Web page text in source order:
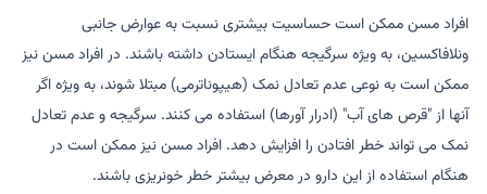
افراد مسن ممکن است حساسیت بیشتری نسبت به عوارض جانبی
ونلافاکسین، به ویژه سرگیجه هنگام ایستادن داشته باشند. در افراد مسن نیز
ممکن است به نوعی عدم تعادل نمک (هیپوناترمی) مبتلا شوند، به ویژه اگر
آنها از "قرص های آب" (ادرار آورها) استفاده می کنند. سرگیجه و عدم تعادل
نمک می تواند خطر افتادن را افزایش دهد. افراد مسن نیز ممکن است در
هنگام استفاده از این دارو در معرض بیشتر خطر خونریزی باشند.